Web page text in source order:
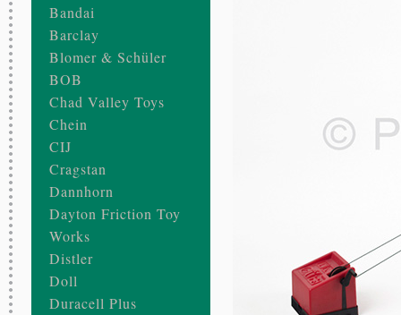
Bandai
Barclay
Blomer & Schüler
BOB
Chad Valley Toys
Chein
CIJ
Cragstan
Dannhorn
Dayton Friction Toy
Works
Distler
Doll
Duracell Plus